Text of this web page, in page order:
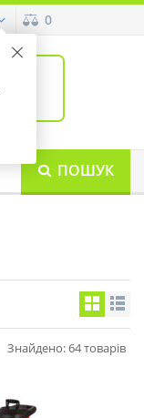
0
ПОШУК
Знайдено: 64 товарів